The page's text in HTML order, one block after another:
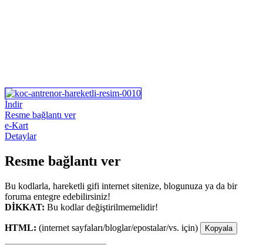
İndir
Resme bağlantı ver
e-Kart
Detaylar
Resme bağlantı ver
Bu kodlarla, hareketli gifi internet sitenize, blogunuza ya da bir
foruma entegre edebilirsiniz!
DİKKAT: Bu kodlar değiştirilmemelidir!
HTML: (internet sayfaları/bloglar/epostalar/vs. için) Kopyala